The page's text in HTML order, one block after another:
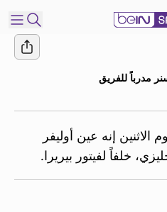
مدرباً للفريق
الاثنين إنه عين أوليفر
خلفاً لفيتور بيريرا.